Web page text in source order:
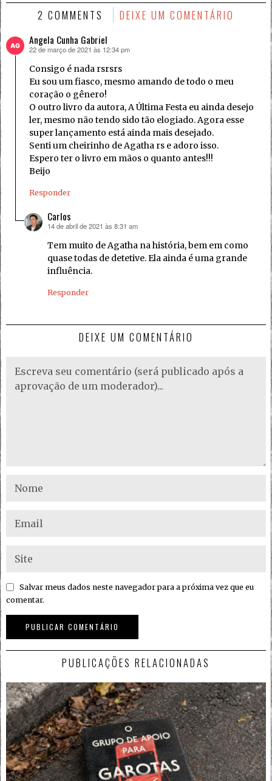
2 COMMENTS DEIXE UM COMENTÁRIO
Angela Cunha Gabriel
disse:
22 de março de 2021 às 12:34 pm
Consigo é nada rsrsrs
Eu sou um fiasco, mesmo amando de todo o meu
coração o gênero!
O outro livro da autora, A Última Festa eu ainda desejo
ler, mesmo não tendo sido tão elogiado. Agora esse
super lançamento está ainda mais desejado.
Senti um cheirinho de Agatha rs e adoro isso.
Espero ter o livro em mãos o quanto antes!!!
Beijo
Responder
Carlos
disse:
14 de abril de 2021 às 8:31 am
Tem muito de Agatha na história, bem em como
quase todas de detetive. Ela ainda é uma grande
influência.
Responder
DEIXE UM COMENTÁRIO
Salvar meus dados neste navegador para a próxima vez que eu
comentar.
PUBLICAÇÕES RELACIONADAS